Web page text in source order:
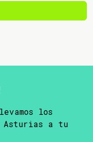
los
Asturias a tu